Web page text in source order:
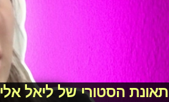
תאונת הסטורי של ליאל אלי